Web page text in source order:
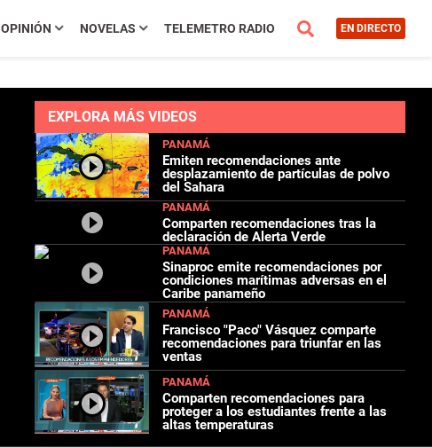
OPINIÓN NOVELAS TELEMETRO RADIO EN DIRECTO
EXPLORA MÁS VIDEOS
PANAMÁ
Emiten recomendaciones ante
desplazamiento de partículas de polvo
del Sahara
PANAMÁ
Comparten recomendaciones tras la
declaración de Alerta Verde
PANAMÁ
Sinaproc emite recomendaciones por
condiciones marítimas adversas en el
Caribe panameño
PANAMÁ
Francisco "Paco" Vásquez comparte
recomendaciones para triunfar en las
ventas
PANAMÁ
Comparten recomendaciones para
proteger a los estudiantes frente a las
altas temperaturas